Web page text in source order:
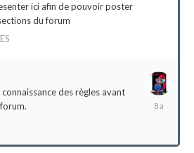
ici afin de pouvoir poster
du forum
des règles avant